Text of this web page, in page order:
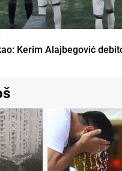
Kerim Alajbegović